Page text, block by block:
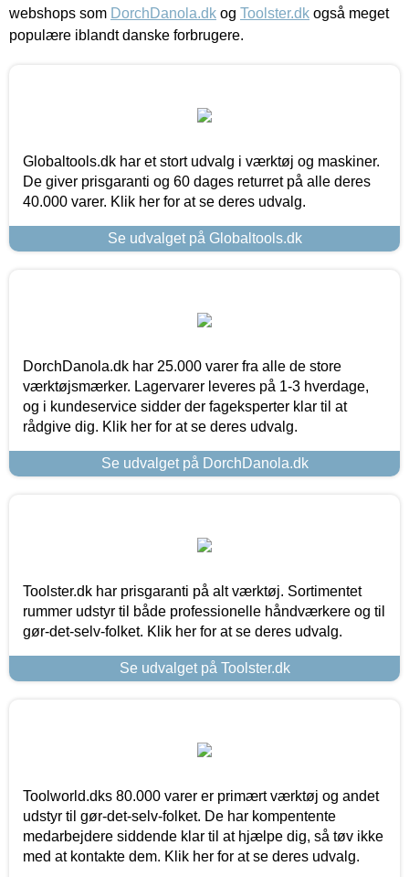
webshops som DorchDanola.dk og Toolster.dk også meget
populære iblandt danske forbrugere.
Globaltools.dk har et stort udvalg i værktøj og maskiner.
De giver prisgaranti og 60 dages returret på alle deres
40.000 varer. Klik her for at se deres udvalg.
Se udvalget på Globaltools.dk
DorchDanola.dk har 25.000 varer fra alle de store
værktøjsmærker. Lagervarer leveres på 1-3 hverdage,
og i kundeservice sidder der fageksperter klar til at
rådgive dig. Klik her for at se deres udvalg.
Se udvalget på DorchDanola.dk
Toolster.dk har prisgaranti på alt værktøj. Sortimentet
rummer udstyr til både professionelle håndværkere og til
gør-det-selv-folket. Klik her for at se deres udvalg.
Se udvalget på Toolster.dk
Toolworld.dks 80.000 varer er primært værktøj og andet
udstyr til gør-det-selv-folket. De har kompentente
medarbejdere siddende klar til at hjælpe dig, så tøv ikke
med at kontakte dem. Klik her for at se deres udvalg.